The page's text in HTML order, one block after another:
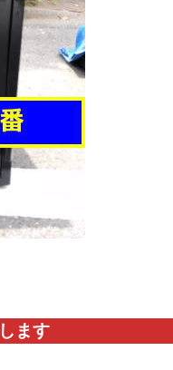
ます